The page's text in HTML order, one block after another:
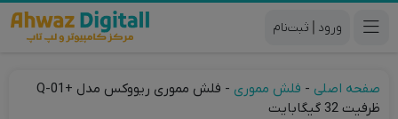
|
صفحه اصلی - فلش مموری -
فلش مموری ریووکس مدل +Q-01
ظرفیت 32 گیگابایت